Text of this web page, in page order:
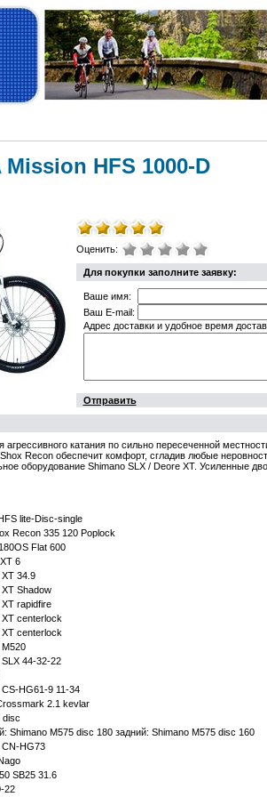
HFS 1000-D
Оценить:
Для покупки заполните заявку:
Ваше имя:
Ваш E-mail:
Адрес доставки и удобное время
Отправить
агрессивного катания по сильно пересеченной
Recon обеспечит комфорт, сгладив любые
оборудование Shimano SLX / Deore XT. Усиленные
lite-Disc-single
Recon 335 120 Poplock
Flat 600
6
34.9
Shadow
rapidfire
XT centerlock
XT centerlock
44-32-22
CS-HG61-9 11-34
2.1 kevlar
disc
Shimano M575 disc 180 задний: Shimano M575 disc 160
CN-HG73
SB25 31.6
22